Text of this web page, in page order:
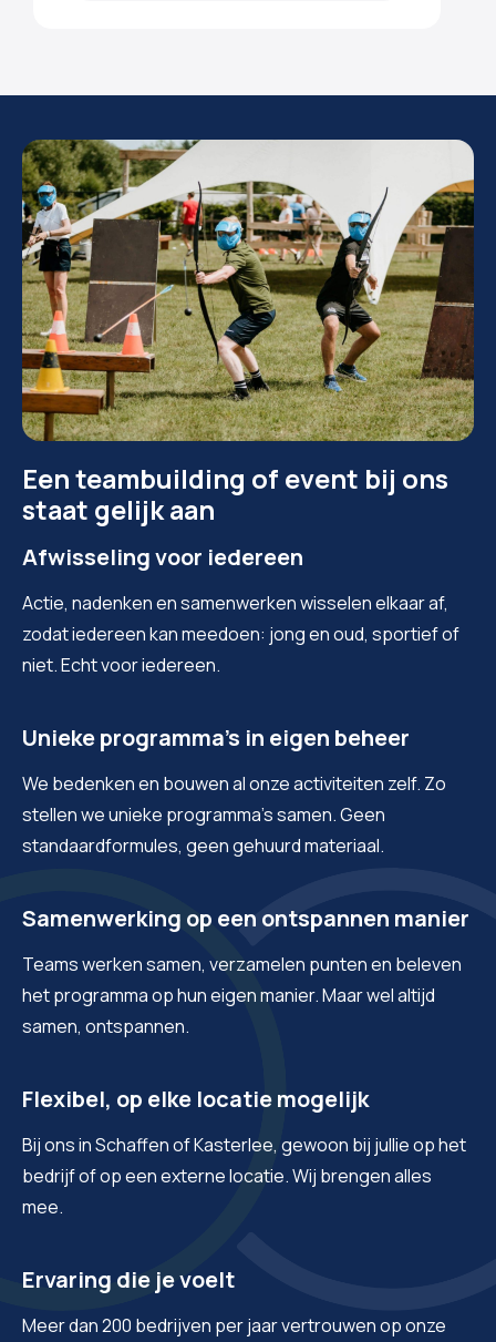
Een teambuilding of event bij ons
staat gelijk aan
Afwisseling voor iedereen
Actie, nadenken en samenwerken wisselen elkaar af,
zodat iedereen kan meedoen: jong en oud, sportief of
niet. Echt voor iedereen.
Unieke programma’s in eigen beheer
We bedenken en bouwen al onze activiteiten zelf. Zo
stellen we unieke programma’s samen. Geen
standaardformules, geen gehuurd materiaal.
Samenwerking op een ontspannen manier
Teams werken samen, verzamelen punten en beleven
het programma op hun eigen manier. Maar wel altijd
samen, ontspannen.
Flexibel, op elke locatie mogelijk
Bij ons in Schaffen of Kasterlee, gewoon bij jullie op het
bedrijf of op een externe locatie. Wij brengen alles
mee.
Ervaring die je voelt
Meer dan 200 bedrijven per jaar vertrouwen op onze